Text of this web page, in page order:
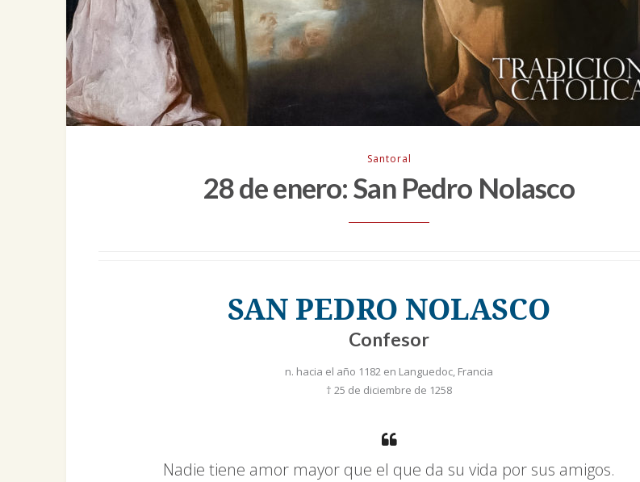
Santoral
28 de enero: San Pedro Nolasco
SAN PEDRO NOLASCO
Confesor
n. hacia el año 1182 en Languedoc, Francia
† 25 de diciembre de 1258
Nadie tiene amor mayor que el que da su vida por sus amigos.